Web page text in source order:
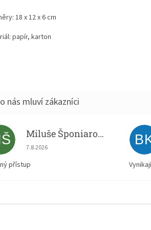
18 x 12 x 6 cm
papír, karton
Miluše Šponiarová
Hodnocení obchodu je 5 z 5 hvězdiček.
7.8.2026
přístup